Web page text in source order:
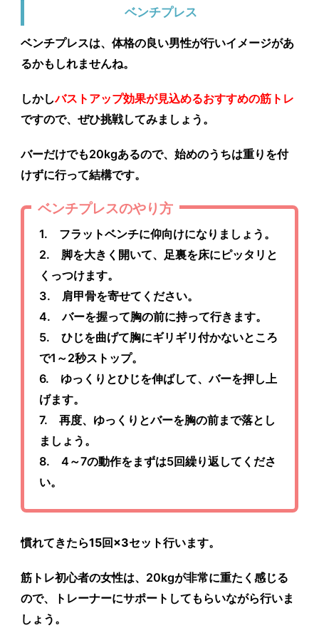
ベンチプレス
ベンチプレスは、体格の良い男性が行いイメージがあ
るかもしれませんね。
しかしバストアップ効果が見込めるおすすめの筋トレ
ですので、ぜひ挑戦してみましょう。
バーだけでも20kgあるので、始めのうちは重りを付
けずに行って結構です。
ベンチプレスのやり方
1. フラットベンチに仰向けになりましょう。
2. 脚を大きく開いて、足裏を床にピッタリと
くっつけます。
3. 肩甲骨を寄せてください。
4. バーを握って胸の前に持って行きます。
5. ひじを曲げて胸にギリギリ付かないところ
で1～2秒ストップ。
6. ゆっくりとひじを伸ばして、バーを押し上
げます。
7. 再度、ゆっくりとバーを胸の前まで落とし
ましょう。
8. 4～7の動作をまずは5回繰り返してくださ
い。
慣れてきたら15回×3セット行います。
筋トレ初心者の女性は、20kgが非常に重たく感じる
ので、トレーナーにサポートしてもらいながら行いま
しょう。